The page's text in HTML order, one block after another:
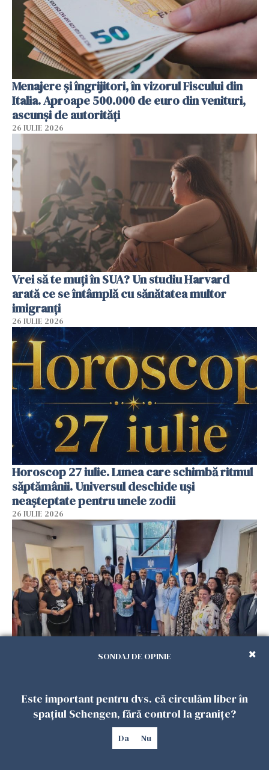
Menajere și îngrijitori, în vizorul Fiscului din
Italia. Aproape 500.000 de euro din venituri,
ascunși de autorități
26 IULIE 2026
Vrei să te muți în SUA? Un studiu Harvard
arată ce se întâmplă cu sănătatea multor
imigranți
26 IULIE 2026
Horoscop 27 iulie. Lunea care schimbă ritmul
săptămânii. Universul deschide uși
neașteptate pentru unele zodii
26 IULIE 2026
Accidente, spitalizare sau alte urgențe?
intervenții în doar 24 de ore
26 IULIE 2026
SONDAJ DE OPINIE
Este important pentru dvs. că circulăm liber în
spațiul Schengen, fără control la granițe?
Da Nu